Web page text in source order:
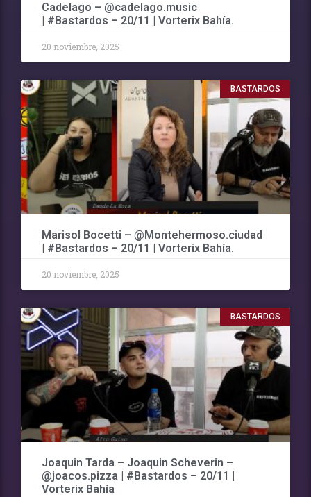
Cadelago – @cadelago.music
| #Bastardos – 20/11 | Vorterix Bahía.
20 noviembre, 2025
BASTARDOS
Marisol Bocetti – @Montehermoso.ciudad
| #Bastardos – 20/11 | Vorterix Bahía.
20 noviembre, 2025
BASTARDOS
Joaquin Tarda – Joaquin Scheverin –
@joacos.pizza | #Bastardos – 20/11 |
Vorterix Bahía